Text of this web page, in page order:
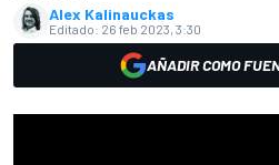
Alex Kalinauckas
Editado: 26 feb 2023, 3:30
AÑADIR COMO